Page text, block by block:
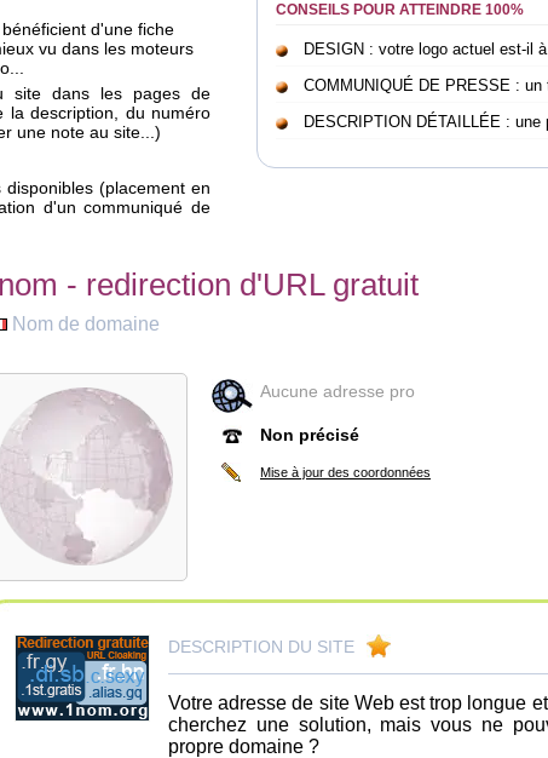
d'une fiche
vu dans les moteurs
site dans les pages de
la description, du numéro
une note au site...)
(placement en
d'un communiqué de
CONSEILS POUR ATTEINDRE 100%
DESIGN : votre logo actuel est-il
COMMUNIQUÉ DE PRESSE : un
DESCRIPTION DÉTAILLÉE : une
- redirection d'URL gratuit
Nom de domaine
Aucune adresse pro
Non précisé
Mise à jour des coordonnées
DESCRIPTION DU SITE
Votre adresse de site Web est trop longue
cherchez une solution, mais vous ne
propre domaine ?